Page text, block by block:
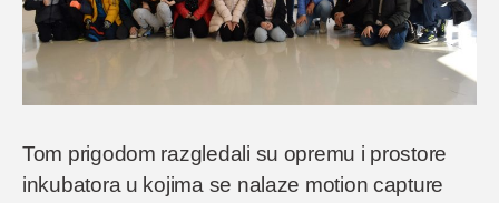
Tom prigodom razgledali su opremu i prostore
inkubatora u kojima se nalaze motion capture